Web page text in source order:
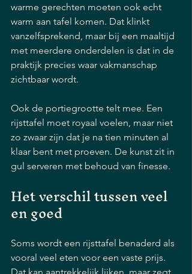
warme gerechten moeten ook echt
warm aan tafel komen. Dat klinkt
vanzelfsprekend, maar bij een maaltijd
met meerdere onderdelen is dat in de
praktijk precies waar vakmanschap
zichtbaar wordt.
Ook de portiegrootte telt mee. Een
rijsttafel moet royaal voelen, maar niet
zo zwaar zijn dat je na tien minuten al
klaar bent met proeven. De kunst zit in
gul serveren met behoud van finesse.
Het verschil tussen veel
en goed
Soms wordt een rijsttafel benaderd als
vooral veel eten voor een vaste prijs.